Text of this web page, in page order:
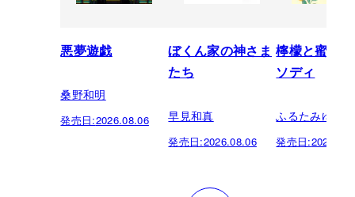
悪夢遊戯
桑野和明
発売日:2026.08.06
ぼくん家の神さま
たち
早見和真
発売日:2026.08.06
檸檬と蜜柑
ソディ
ふるたみゆき
発売日: